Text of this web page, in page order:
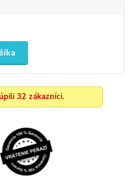
32 zákazníci.